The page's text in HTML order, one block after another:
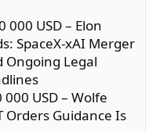
000 USD – Elon
SpaceX-xAI Merger
Ongoing Legal
USD – Wolfe
Orders Guidance Is